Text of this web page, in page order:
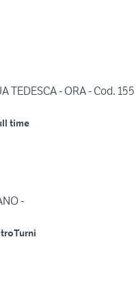
TEDESCA - ORA - Cod. 155
time
-
Turni